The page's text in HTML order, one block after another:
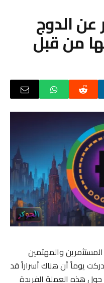
عن الدوج
من قبل
والمهتمين
يوماً أن هناك أسراراً قد
هذه العملة الفريدة